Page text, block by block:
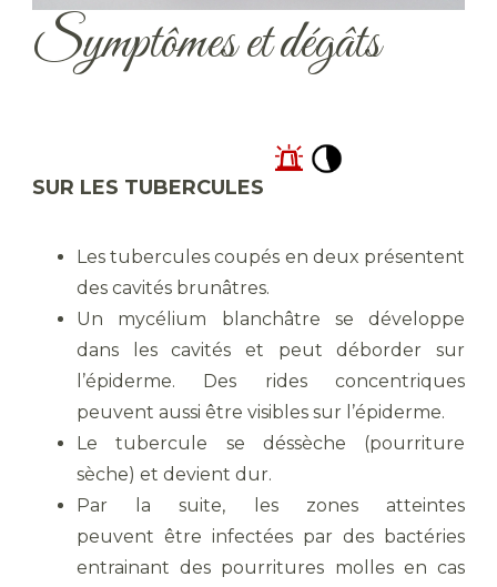
Symptômes et dégâts
SUR LES TUBERCULES
Les tubercules coupés en deux présentent
des cavités brunâtres.
Un mycélium blanchâtre se développe
dans les cavités et peut déborder sur
l’épiderme. Des rides concentriques
peuvent aussi être visibles sur l’épiderme.
Le tubercule se déssèche (pourriture
sèche) et devient dur.
Par la suite, les zones atteintes
peuvent être infectées par des bactéries
entrainant des pourritures molles en cas